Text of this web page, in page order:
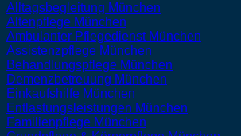
Alltagsbegleitung München
Altenpflege München
Ambulanter Pflegedienst München
Assistenzpflege München
Behandlungspflege München
Demenzbetreuung München
Einkaufshilfe München
Entlastungsleistungen München
Familienpflege München